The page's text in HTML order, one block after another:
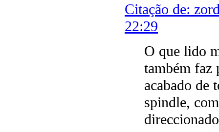
Citação de:
22:29
O que lido
também faz
acabado de
spindle,